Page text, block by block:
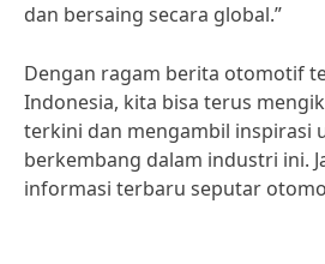
dan bersaing secara global.”
Dengan ragam berita otomotif
Indonesia, kita bisa terus
terkini dan mengambil inspirasi
berkembang dalam industri ini.
informasi terbaru seputar